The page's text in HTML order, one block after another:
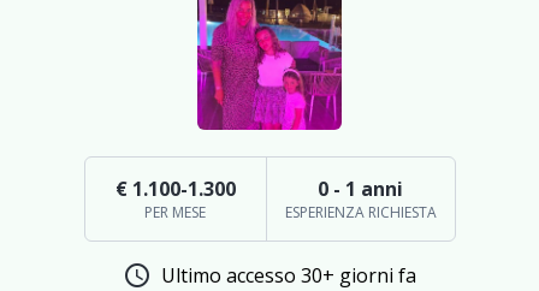
€ 1.100-1.300
PER MESE
0 - 1 anni
ESPERIENZA RICHIESTA
schedule Ultimo accesso 30+ giorni fa